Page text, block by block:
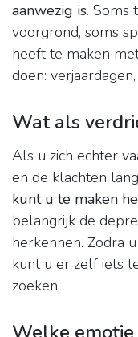
aanwezig is. Soms
voorgrond, soms
heeft te maken
doen:
Wat als
Als u zich echter
en de klachten
kunt u te maken
belangrijk de
herkennen. Zodra
kunt u er zelf iets
zoeken.